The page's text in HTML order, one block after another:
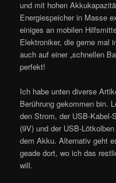
und mit hohen
Energiespeicher in Masse
einiges an mobilen
Elektroniker, die gerne mal
auch auf einer „schnellen
perfekt!
Ich habe unten diverse
Berührung gekommen bin.
den Strom, der USB-Kabel-
(9V) und der USB-
dem Akku. Alternativ geht
geade dort, wo ich das
will.